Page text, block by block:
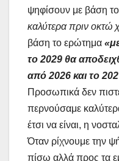
ψηφίσουν με βάση
καλύτερα πριν οκτώ
βάση το ερώτημα
το 2029 θα
από 2026 και το
Προσωπικά δεν
περνούσαμε
έτσι να είναι, η
Όταν ρίχνουμε την
πίσω αλλά προς τα